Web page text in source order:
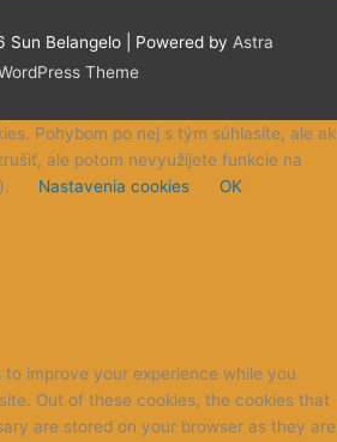
Sun Belangelo| Powered by Astra
Theme
Pohybom po nej s tým súhlasíte, ale ak
ale potom nevyužijete funkcie na
Nastavenia cookies
OK
improve your experience while you
Out of these cookies, the cookies that
are stored on your browser as they are